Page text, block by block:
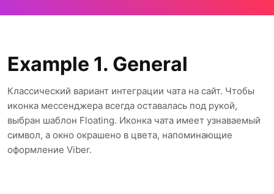
Example 1. General
Классический вариант интеграции чата на сайт. Чтобы
иконка мессенджера всегда оставалась под рукой,
выбран шаблон Floating. Иконка чата имеет узнаваемый
символ, а окно окрашено в цвета, напоминающие
оформление Viber.